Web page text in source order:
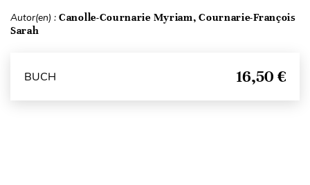
Autor(en) : Canolle-Cournarie Myriam, Cournarie-François
Sarah
BUCH 16,50 €